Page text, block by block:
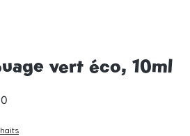
vert éco, 10ml